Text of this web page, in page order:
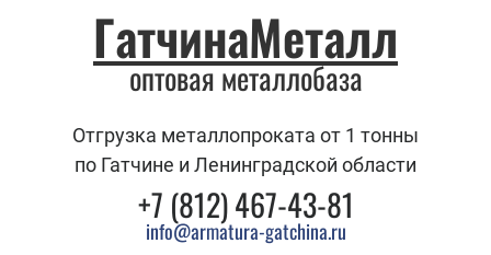
ГатчинаМеталл
оптовая металлобаза
Отгрузка металлопроката от 1 тонны
по Гатчине и Ленинградской области
+7 (812) 467-43-81
info@armatura-gatchina.ru